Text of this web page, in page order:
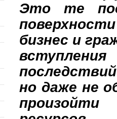
Это те
бизнес и
но даже не